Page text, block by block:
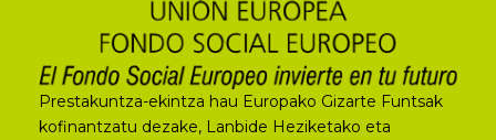
Prestakuntza-ekintza hau Europako Gizarte Funtsak
kofinantzatu dezake, Lanbide Heziketako eta